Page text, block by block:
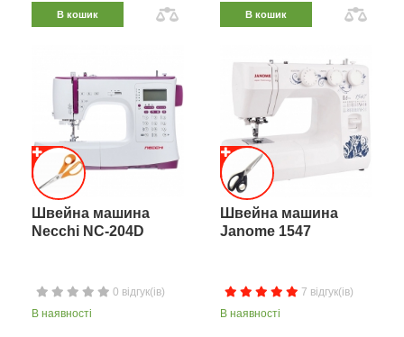
В кошик В кошик
Швейна машина
Necchi NC-204D
0 відгук(ів)
В наявності
Швейна машина
Janome 1547
7 відгук(ів)
В наявності